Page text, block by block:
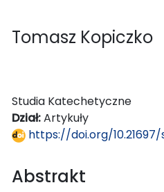
Tomasz Kopiczko
Studia Katechetyczne
Dział:Artykuły
https://doi.org/10.21697/
Abstrakt